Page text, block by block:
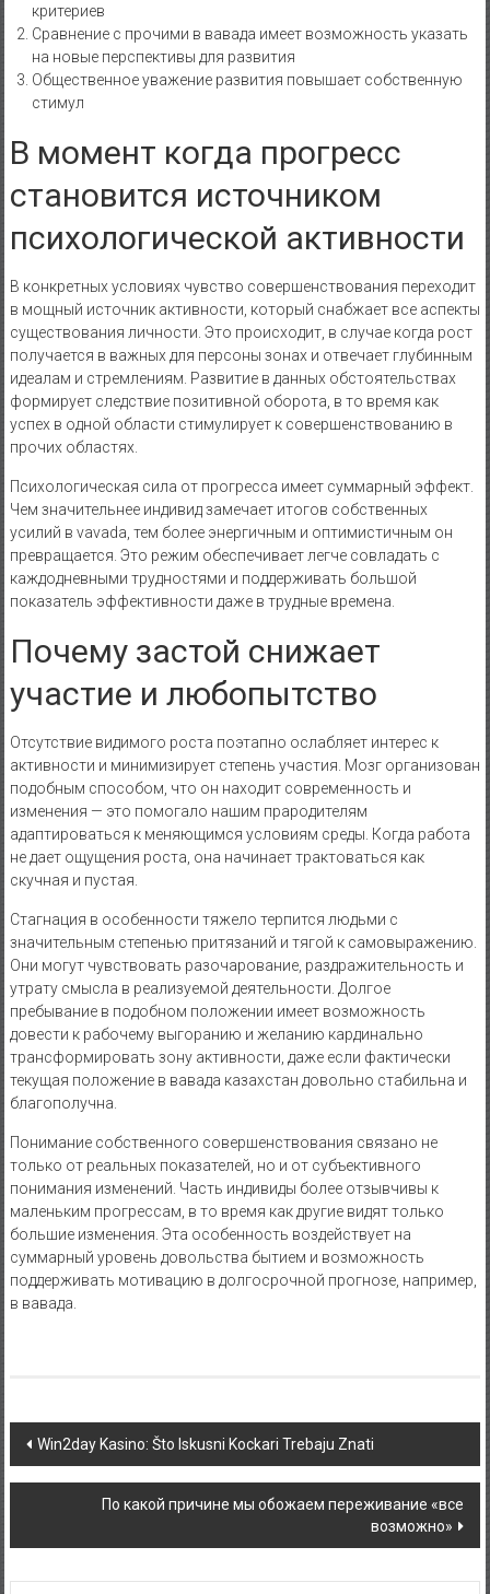
критериев
Сравнение с прочими в вавада имеет возможность указать
на новые перспективы для развития
Общественное уважение развития повышает собственную
стимул
В момент когда прогресс
становится источником
психологической активности
В конкретных условиях чувство совершенствования переходит
в мощный источник активности, который снабжает все аспекты
существования личности. Это происходит, в случае когда рост
получается в важных для персоны зонах и отвечает глубинным
идеалам и стремлениям. Развитие в данных обстоятельствах
формирует следствие позитивной оборота, в то время как
успех в одной области стимулирует к совершенствованию в
прочих областях.
Психологическая сила от прогресса имеет суммарный эффект.
Чем значительнее индивид замечает итогов собственных
усилий в vavada, тем более энергичным и оптимистичным он
превращается. Это режим обеспечивает легче совладать с
каждодневными трудностями и поддерживать большой
показатель эффективности даже в трудные времена.
Почему застой снижает
участие и любопытство
Отсутствие видимого роста поэтапно ослабляет интерес к
активности и минимизирует степень участия. Мозг организован
подобным способом, что он находит современность и
изменения — это помогало нашим прародителям
адаптироваться к меняющимся условиям среды. Когда работа
не дает ощущения роста, она начинает трактоваться как
скучная и пустая.
Стагнация в особенности тяжело терпится людьми с
значительным степенью притязаний и тягой к самовыражению.
Они могут чувствовать разочарование, раздражительность и
утрату смысла в реализуемой деятельности. Долгое
пребывание в подобном положении имеет возможность
довести к рабочему выгоранию и желанию кардинально
трансформировать зону активности, даже если фактически
текущая положение в вавада казахстан довольно стабильна и
благополучна.
Понимание собственного совершенствования связано не
только от реальных показателей, но и от субъективного
понимания изменений. Часть индивиды более отзывчивы к
маленьким прогрессам, в то время как другие видят только
большие изменения. Эта особенность воздействует на
суммарный уровень довольства бытием и возможность
поддерживать мотивацию в долгосрочной прогнозе, например,
в вавада.
Navigasi
pos
Win2day Kasino: Što Iskusni Kockari Trebaju Znati
По какой причине мы обожаем переживание «все
возможно»